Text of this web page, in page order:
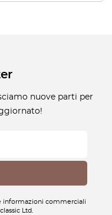
nuove parti per
informazioni commerciali
Ltd.